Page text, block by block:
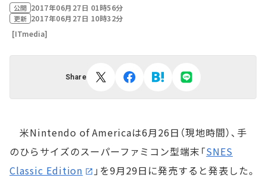
公開 2017年06月27日 01時56分
更新 2017年06月27日 10時32分
[ITmedia]
Share
米Nintendo of Americaは6月26日（現地時間）、手
のひらサイズのスーパーファミコン型端末「SNES
Classic Edition
」を9月29日に発売すると発表した。